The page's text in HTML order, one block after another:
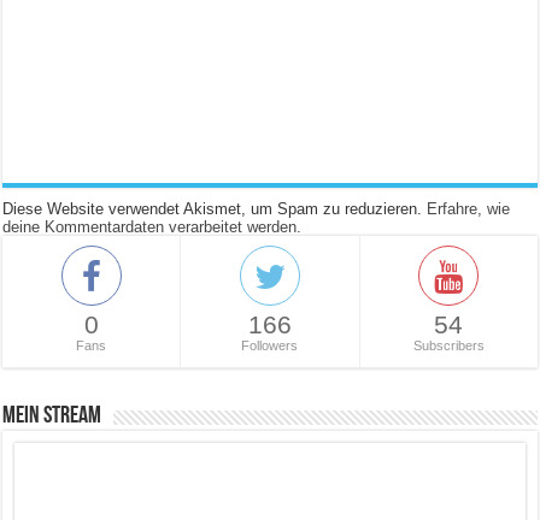
Diese Website verwendet Akismet, um Spam zu reduzieren. Erfahre, wie
deine Kommentardaten verarbeitet werden.
0
Fans
166
Followers
54
Subscribers
Mein Stream